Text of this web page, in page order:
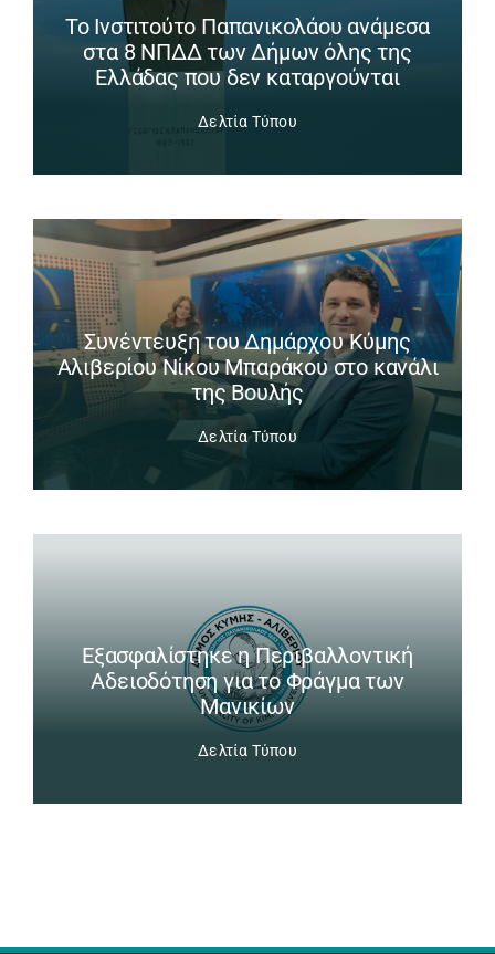
Το Ινστιτούτο Παπανικολάου ανάμεσα
στα 8 ΝΠΔΔ των Δήμων όλης της
Ελλάδας που δεν καταργούνται
Δελτία Τύπου
Συνέντευξη του Δημάρχου Κύμης
Αλιβερίου Νίκου Μπαράκου στο κανάλι
της Βουλής
Δελτία Τύπου
Εξασφαλίστηκε η Περιβαλλοντική
Αδειοδότηση για το Φράγμα των
Μανικίων
Δελτία Τύπου